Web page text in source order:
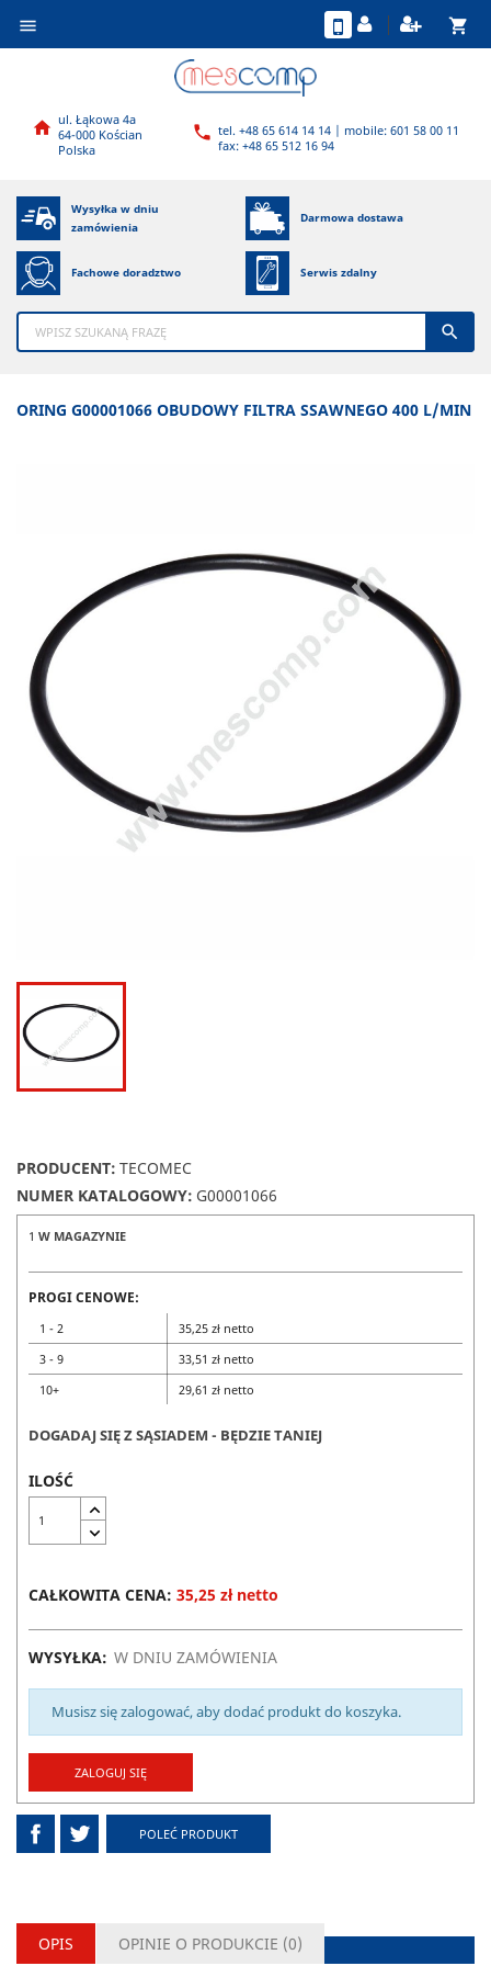
 shopping_cart
 ul. Łąkowa 4a
64-000 Kościan
Polska
 tel. +48 65 614 14 14 | mobile: 601 58 00 11
fax: +48 65 512 16 94
Wysyłka w dniu
zamówienia
Darmowa dostawa
Fachowe doradztwo Serwis zdalny

ORING G00001066 OBUDOWY FILTRA SSAWNEGO 400 L/MIN
PRODUCENT: TECOMEC
NUMER KATALOGOWY: G00001066
1 W MAGAZYNIE
PROGI CENOWE:
1 - 2
35,25 zł netto
3 - 9
33,51 zł netto
10+
29,61 zł netto
DOGADAJ SIĘ Z SĄSIADEM - BĘDZIE TANIEJ
ILOŚĆ
CAŁKOWITA CENA: 35,25 zł netto
WYSYŁKA: W DNIU ZAMÓWIENIA
Musisz się zalogować, aby dodać produkt do koszyka.
ZALOGUJ SIĘ
POLEĆ PRODUKT
OPIS OPINIE O PRODUKCIE (0)